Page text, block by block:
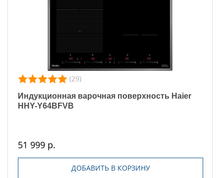
(29)
Индукционная варочная поверхность Haier
HHY-Y64BFVB
51 999 р.
ДОБАВИТЬ В КОРЗИНУ